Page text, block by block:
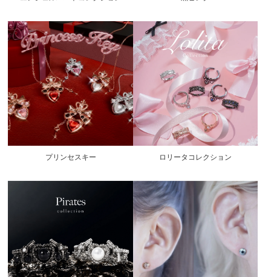
プリンセスキー ロリータコレクション